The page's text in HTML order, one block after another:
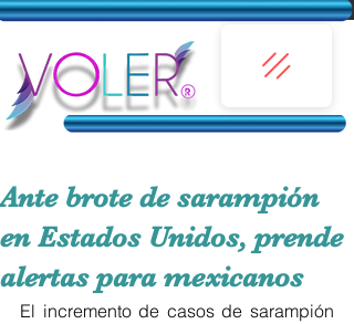
Ante brote de sarampión
en Estados Unidos, prende
alertas para mexicanos
El incremento de casos de sarampión